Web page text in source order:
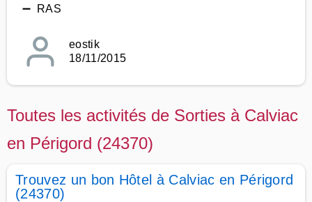
➖ RAS
eostik
18/11/2015
Toutes les activités de Sorties à Calviac
en Périgord (24370)
Trouvez un bon Hôtel à Calviac en Périgord
(24370)